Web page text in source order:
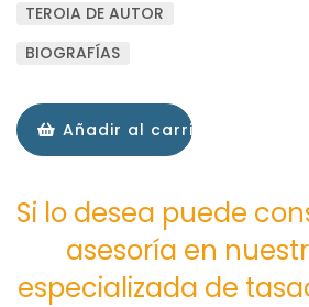
TEROIA DE AUTOR
BIOGRAFÍAS
Añadir al carrito
Si lo desea puede
asesoría en
especializada de